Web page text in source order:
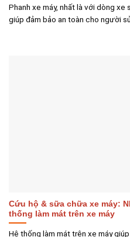
Phanh xe máy, nhất là với dòng xe
giúp đảm bảo an toàn cho người
Cứu hộ & sữa chữa xe máy:
thống làm mát trên xe máy
Hệ thống làm mát trên xe máy